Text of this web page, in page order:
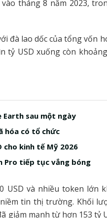
tháng 8 năm 2023,
đà lao dốc của tổng vốn
tỷ USD xuống còn
Earth sau một ngày
hóa có tổ chức
cho kinh tế Mỹ 2026
Pro tiếp tục vắng bóng
USD và nhiều token lớn
tin thị trường. Khối
giảm mạnh từ hơn 153 tỷ